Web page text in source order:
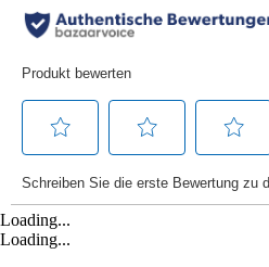
Loading...
Loading...